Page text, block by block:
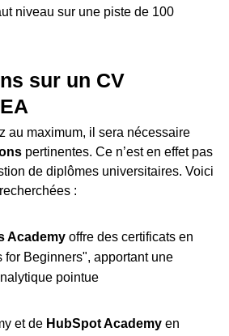
niveau sur une piste de 100
sur un CV
au maximum, il sera nécessaire
pertinentes. Ce n’est en effet pas
de diplômes universitaires. Voici
:
Academyoffre des certificats en
for Beginners", apportant une
pointue
et de HubSpot Academyen